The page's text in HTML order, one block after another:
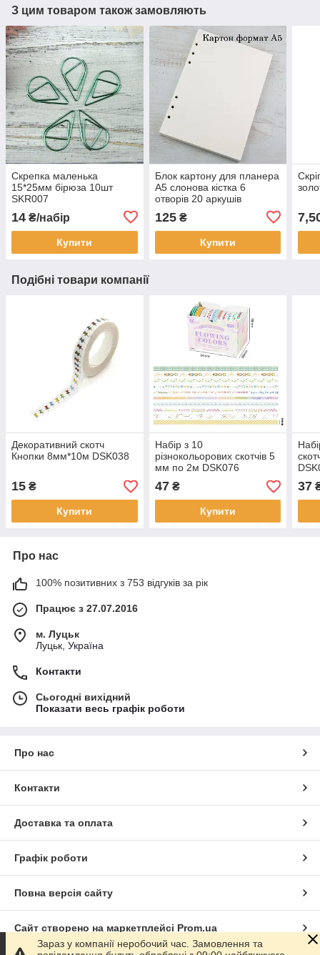
З цим товаром також замовляють
Скрепка маленька
15*25мм бірюза 10шт
SKR007
14 ₴/набір
Купити
Блок картону для планера
А5 слонова кістка 6
отворів 20 аркушів
125₴
Купити
Подібні товари компанії
Декоративний скотч
Кнопки 8мм*10м DSK038
15 ₴
Купити
Набір з 10
різнокольорових скотчів 5
мм по 2м DSK076
47₴
Купити
37
Про нас
100% позитивних з 753 відгуків за рік
Працює з 27.07.2016
м. Луцьк
Луцьк, Україна
Контакти
Сьогодні вихідний
Показати весь графік роботи
Про нас
Контакти
Доставка та оплата
Графік роботи
Повна версія сайту
Сайт створено на маркетплейсі Prom.ua
Зараз у компанії неробочий час. Замовлення та